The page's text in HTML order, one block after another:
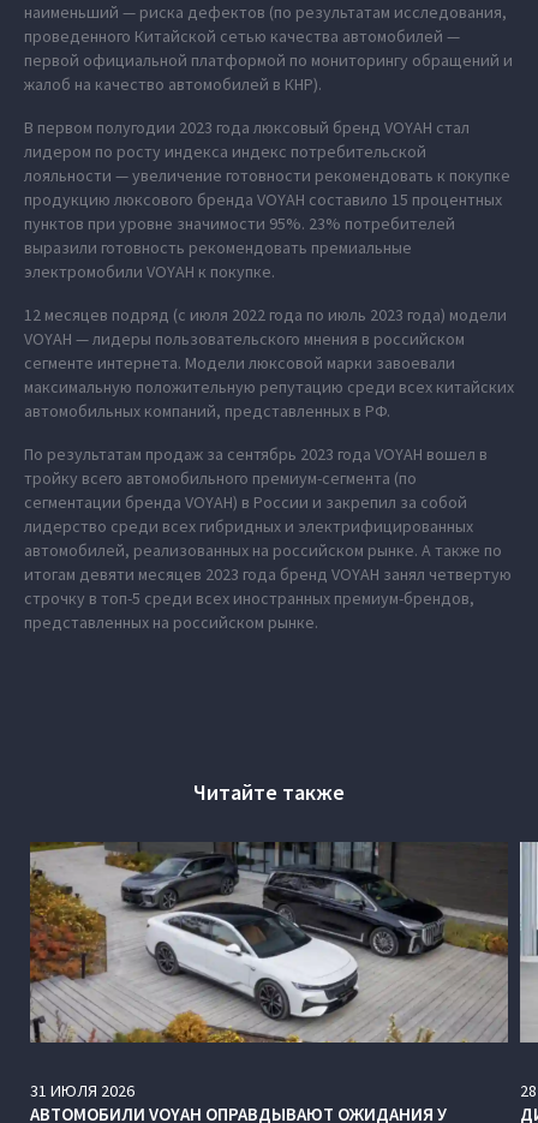
наименьший — риска дефектов (по результатам исследования,
проведенного Китайской сетью качества автомобилей —
первой официальной платформой по мониторингу обращений и
жалоб на качество автомобилей в КНР).
В первом полугодии 2023 года люксовый бренд VOYAH стал
лидером по росту индекса индекс потребительской
лояльности — увеличение готовности рекомендовать к покупке
продукцию люксового бренда VOYAH составило 15 процентных
пунктов при уровне значимости 95%. 23% потребителей
выразили готовность рекомендовать премиальные
электромобили VOYAH к покупке.
12 месяцев подряд (с июля 2022 года по июль 2023 года) модели
VOYAH — лидеры пользовательского мнения в российском
сегменте интернета. Модели люксовой марки завоевали
максимальную положительную репутацию среди всех китайских
автомобильных компаний, представленных в РФ.
По результатам продаж за сентябрь 2023 года VOYAH вошел в
тройку всего автомобильного премиум-сегмента (по
сегментации бренда VOYAH) в России и закрепил за собой
лидерство среди всех гибридных и электрифицированных
автомобилей, реализованных на российском рынке. А также по
итогам девяти месяцев 2023 года бренд VOYAH занял четвертую
строчку в топ-5 среди всех иностранных премиум-брендов,
представленных на российском рынке.
Читайте также
31 ИЮЛЯ 2026
АВТОМОБИЛИ VOYAH ОПРАВДЫВАЮТ ОЖИДАНИЯ У
28